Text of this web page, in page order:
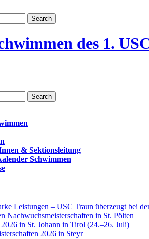
des 1.
& Sektionsleitung
Schwimmen
Leistungen – USC Traun überzeugt bei
Nachwuchsmeisterschaften in St. Pölten
in St. Johann in Tirol (24.–26. Juli)
2026 in Steyr